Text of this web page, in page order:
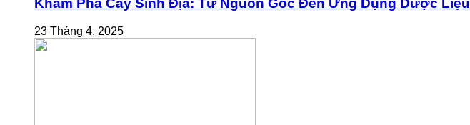
Khám Phá Cây Sinh Địa: Từ Nguồn Gốc Đến Ứng Dụng Dược Liệu
23 Tháng 4, 2025